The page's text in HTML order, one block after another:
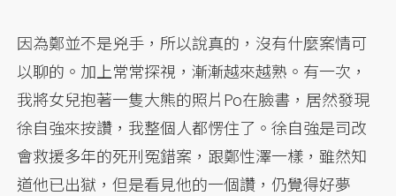
因為鄭並不是兇手，所以說真的，沒有什麼案情可
以聊的。加上常常探視，漸漸越來越熟。有一次，
我將女兒抱著一隻大熊的照片Po在臉書，居然發現
徐自強來按讚，我整個人都愣住了。徐自強是司改
會救援多年的死刑冤錯案，跟鄭性澤一樣，雖然知
道他已出獄，但是看見他的一個讚，仍覺得好夢